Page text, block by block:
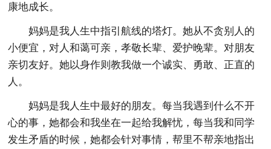
康地成长。
妈妈是我人生中指引航线的塔灯。她从不贪别人的
小便宜，对人和蔼可亲，孝敬长辈、爱护晚辈。对朋友
亲切友好。她以身作则教我做一个诚实、勇敢、正直的
人。
妈妈是我人生中最好的朋友。每当我遇到什么不开
心的事，她都会和我坐在一起给我解忧，每当我和同学
发生矛盾的时候，她都会针对事情，帮里不帮亲地指出